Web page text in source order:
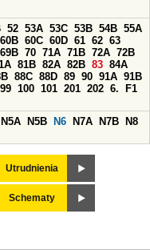
52 53A 53C 53B 54B 55A
60B 60C 60D 61 62 63
69B 70 71A 71B 72A 72B
81B 82A 82B 83 84A
88C 88D 89 90 91A 91B
99 100 101 201 202 6.
F1
N5A N5B N6 N7A N7B
N8
Utrudnienia
Schematy